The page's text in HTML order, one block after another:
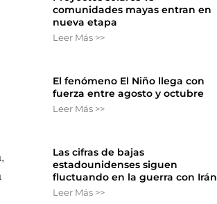
comunidades mayas entran en
nueva etapa
Leer Más >>
El fenómeno El Niño llega con
fuerza entre agosto y octubre
Leer Más >>
Las cifras de bajas
estadounidenses siguen
fluctuando en la guerra con Irán
Leer Más >>